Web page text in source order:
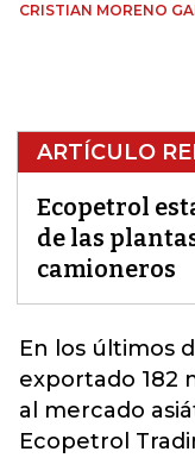
CRISTIAN MORENO
ARTÍCULO
Ecopetrol
de las
camioneros
En los últimos
exportado 182
al mercado
Ecopetrol